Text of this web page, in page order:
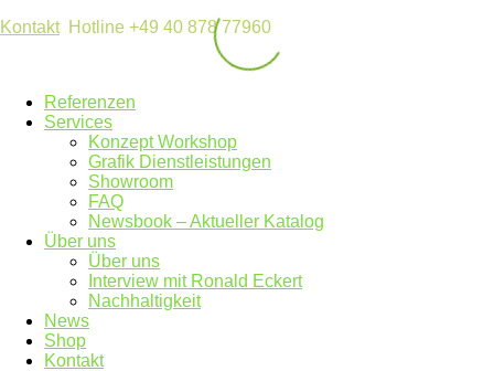
KontaktHotline +49 40 878 77960
Referenzen
Services
Konzept Workshop
Grafik Dienstleistungen
Showroom
FAQ
Newsbook – Aktueller Katalog
Über uns
Über uns
Interview mit Ronald Eckert
Nachhaltigkeit
News
Shop
Kontakt